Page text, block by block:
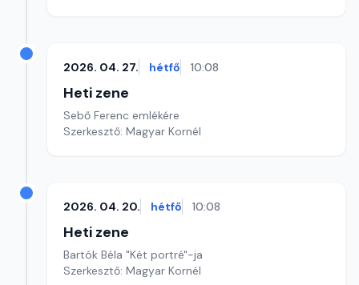
2026. 04. 27. hétfő 10:08
Heti zene
Sebő Ferenc emlékére
Szerkesztő: Magyar Kornél
2026. 04. 20. hétfő 10:08
Heti zene
Bartók Béla "Két portré"-ja
Szerkesztő: Magyar Kornél